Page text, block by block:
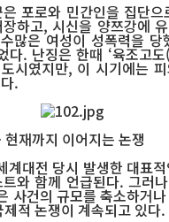
포로와 민간인을 집단
하고, 시신을 양쯔강에
많은 여성이 성폭력을 당
다. 난징은 한때 ‘육조고
시였지만, 이 시기에는
.
재까지 이어지는 논쟁
계대전 당시 발생한 대표
와 함께 언급된다. 그러
사건의 규모를 축소하거
적 논쟁이 계속되고 있다.